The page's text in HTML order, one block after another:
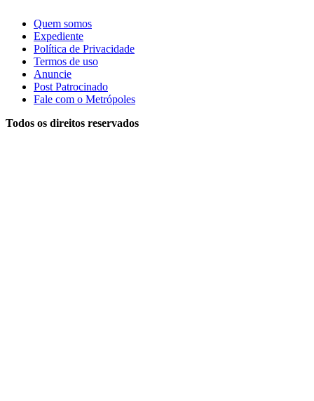
Quem somos
Expediente
Política de Privacidade
Termos de uso
Anuncie
Post Patrocinado
Fale com o Metrópoles
Todos os direitos reservados